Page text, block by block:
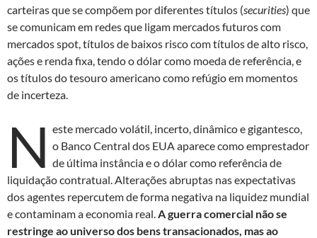
carteiras que se compõem por diferentes títulos (securities) que
se comunicam em redes que ligam mercados futuros com
mercados spot, títulos de baixos risco com títulos de alto risco,
ações e renda fixa, tendo o dólar como moeda de referência, e
os títulos do tesouro americano como refúgio em momentos
de incerteza.
N este mercado volátil, incerto, dinâmico e gigantesco,
o Banco Central dos EUA aparece como emprestador
de última instância e o dólar como referência de
liquidação contratual. Alterações abruptas nas expectativas
dos agentes repercutem de forma negativa na liquidez mundial
e contaminam a economia real.A guerra comercial não se
restringe ao universo dos bens transacionados, mas ao